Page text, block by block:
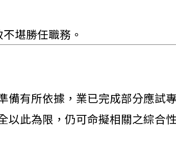
堪勝任職務。
備有所依據，業已完成部分應
以此為限，仍可命擬相關之綜合